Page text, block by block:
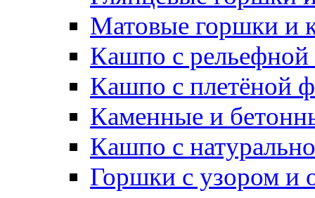
Матовые горшки и
Кашпо с рельефной
Кашпо с плетёной
Каменные и
Кашпо с
Горшки с узором и